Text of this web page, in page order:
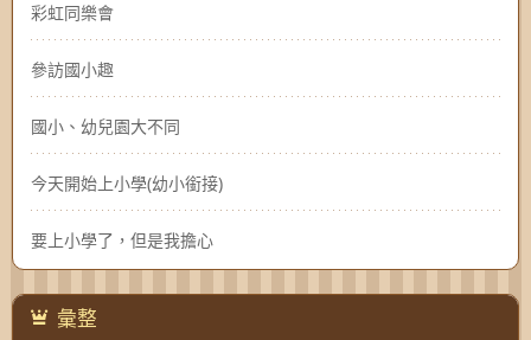
彩虹同樂會
參訪國小趣
國小、幼兒園大不同
今天開始上小學(幼小銜接)
要上小學了，但是我擔心
彙整